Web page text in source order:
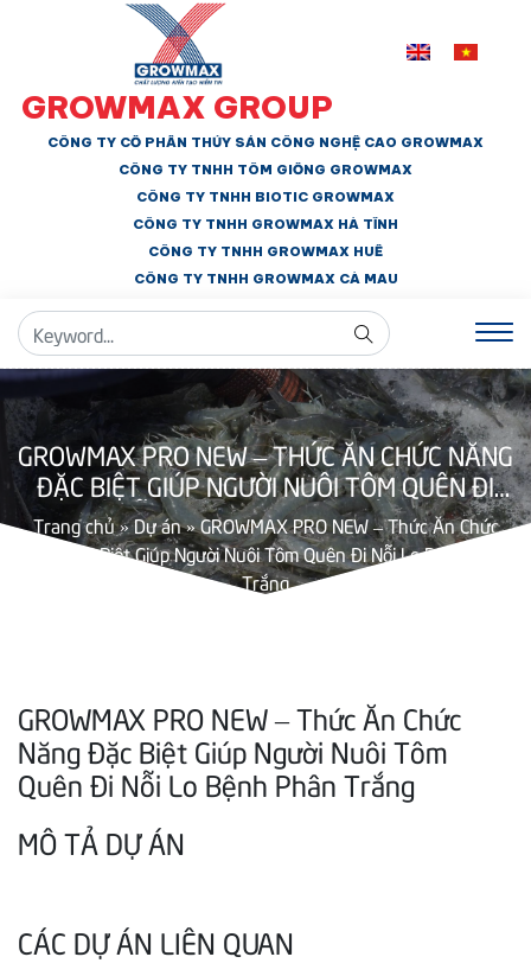
GROWMAX GROUP
CÔNG TY CỔ PHẦN THỦY SẢN CÔNG NGHỆ CAO GROWMAX
CÔNG TY TNHH TÔM GIỐNG GROWMAX
CÔNG TY TNHH BIOTIC GROWMAX
CÔNG TY TNHH GROWMAX HÀ TĨNH
CÔNG TY TNHH GROWMAX HUẾ
CÔNG TY TNHH GROWMAX CÀ MAU
GROWMAX PRO NEW – THỨC ĂN CHỨC NĂNG
ĐẶC BIỆT GIÚP NGƯỜI NUÔI TÔM QUÊN ĐI
NỖI LO BỆNH PHÂN TRẮNG
Trang chủ»Dự án»GROWMAX PRO NEW – Thức Ăn Chức
Năng Đặc Biệt Giúp Người Nuôi Tôm Quên Đi Nỗi Lo Bệnh Phân
Trắng
GROWMAX PRO NEW – Thức Ăn Chức
Năng Đặc Biệt Giúp Người Nuôi Tôm
Quên Đi Nỗi Lo Bệnh Phân Trắng
MÔ TẢ DỰ ÁN
CÁC DỰ ÁN LIÊN QUAN